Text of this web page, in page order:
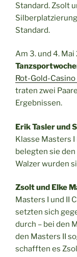
Standard. Zsolt
Standard.
Am 3. und 4.
Rot-Gold-
traten zwei
Ergebnissen.
Erik Tasler und
Klasse Masters I
belegten sie den
Walzer wurden
Zsolt und Elke
Masters I und II
setzten sich
durch – bei den
den Masters II
schafften es